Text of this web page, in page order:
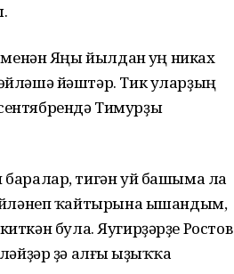
Яңы йылдан һуң никах
йәштәр. Тик уларҙың
Тимурҙы
тигән уй башыма ла
ҡайтырына ышандым,
була. Яугирҙәрҙе Ростов
ҙә алғы һыҙыҡҡа